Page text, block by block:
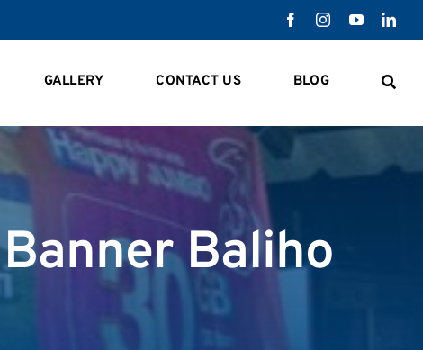
GALLERY CONTACT US BLOG
Baliho